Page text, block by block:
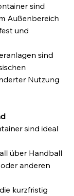
sind
Außenbereich
und
sind
Nutzung
sind ideal
über Handball
anderen
kurzfristig